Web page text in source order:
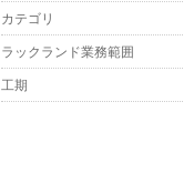
カテゴリ
ラックランド業務範囲
工期